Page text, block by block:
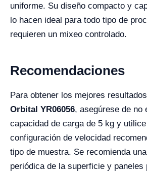
uniforme. Su diseño compacto y
lo hacen ideal para todo tipo de
requieren un mixeo controlado.
Recomendaciones
Para obtener los mejores
Orbital YR06056, asegúrese de no
capacidad de carga de 5 kg y
configuración de velocidad
tipo de muestra. Se recomienda
periódica de la superficie y paneles